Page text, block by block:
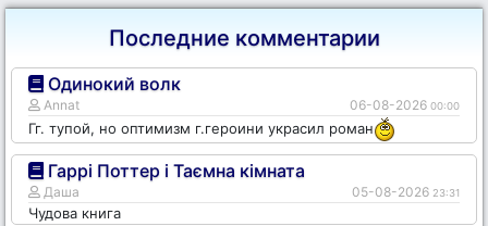
Последние комментарии
Одинокий волк
Annat 06-08-2026 00:00
Гг. тупой, но оптимизм г.героини украсил роман
Гаррі Поттер і Таємна кімната
Даша 05-08-2026 23:31
Чудова книга